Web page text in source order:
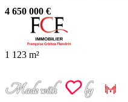
4 650 000 €
1 123 m²